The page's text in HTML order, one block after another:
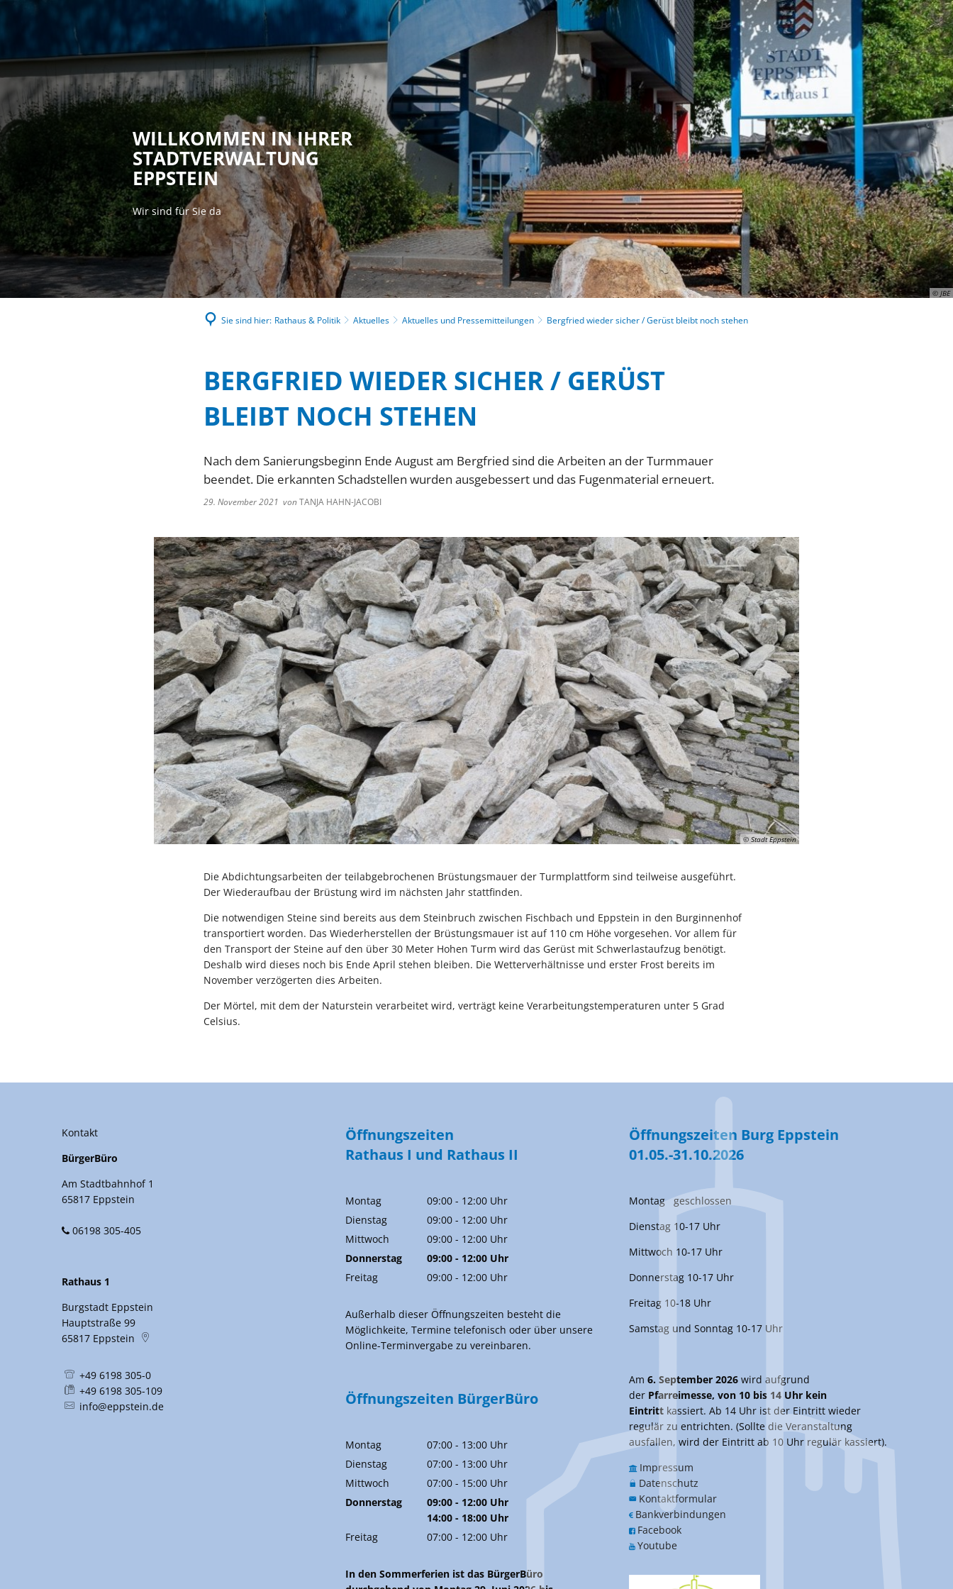
Rathaus & Politik Leben in Eppstein Kultur & Tourismus Wirtschaft
© JBE
WILLKOMMEN IN IHRER
STADTVERWALTUNG
EPPSTEIN
Wir sind für Sie da
Sie sind hier: Rathaus & Politik Aktuelles Aktuelles und Pressemitteilungen Bergfried wieder sicher / Gerüst bleibt noch stehen
BERGFRIED WIEDER SICHER / GERÜST
BLEIBT NOCH STEHEN
Nach dem Sanierungsbeginn Ende August am Bergfried sind die Arbeiten an der Turmmauer
beendet. Die erkannten Schadstellen wurden ausgebessert und das Fugenmaterial erneuert.
29. November 2021 vonTANJA HAHN-JACOBI
© Stadt Eppstein
Die Abdichtungsarbeiten der teilabgebrochenen Brüstungsmauer der Turmplattform sind teilweise ausgeführt.
Der Wiederaufbau der Brüstung wird im nächsten Jahr stattfinden.
Die notwendigen Steine sind bereits aus dem Steinbruch zwischen Fischbach und Eppstein in den Burginnenhof
transportiert worden. Das Wiederherstellen der Brüstungsmauer ist auf 110 cm Höhe vorgesehen. Vor allem für
den Transport der Steine auf den über 30 Meter Hohen Turm wird das Gerüst mit Schwerlastaufzug benötigt.
Deshalb wird dieses noch bis Ende April stehen bleiben. Die Wetterverhältnisse und erster Frost bereits im
November verzögerten dies Arbeiten.
Der Mörtel, mit dem der Naturstein verarbeitet wird, verträgt keine Verarbeitungstemperaturen unter 5 Grad
Celsius.
Kontakt
BürgerBüro
Am Stadtbahnhof 1
65817 Eppstein
06198 305-405
Rathaus 1
Burgstadt Eppstein
Hauptstraße 99
65817 Eppstein
+49 6198 305-0
+49 6198 305-109
info@eppstein.de
Öffnungszeiten
Rathaus I und Rathaus II
Montag 09:00 - 12:00 Uhr
Von 09:00 bis 12:00 Uhr
Dienstag 09:00 - 12:00 Uhr
Von 09:00 bis 12:00 Uhr
Mittwoch 09:00 - 12:00 Uhr
Von 09:00 bis 12:00 Uhr
Donnerstag 09:00 - 12:00 Uhr
Von 09:00 bis 12:00 Uhr
Freitag 09:00 - 12:00 Uhr
Außerhalb dieser Öffnungszeiten besteht die
Möglichkeite, Termine telefonisch oder über unsere
Online-Terminvergabe zu vereinbaren.
Öffnungszeiten BürgerBüro
Montag 07:00 - 13:00 Uhr
Von 07:00 bis 13:00 Uhr
Dienstag 07:00 - 13:00 Uhr
Von 07:00 bis 13:00 Uhr
Mittwoch 07:00 - 15:00 Uhr
Von 07:00 bis 15:00 Uhr
Donnerstag 09:00 - 12:00 Uhr
Von 09:00 bis 12:00 Uhr
14:00 - 18:00 Uhr
Von 14:00 bis 18:00 Uhr
Freitag 07:00 - 12:00 Uhr
In den Sommerferien ist das BürgerBüro
Öffnungszeiten Burg Eppstein
01.05.-31.10.2026
Montag geschlossen
Dienstag 10-17 Uhr
Mittwoch 10-17 Uhr
Donnerstag 10-17 Uhr
Freitag 10-18 Uhr
Samstag und Sonntag 10-17 Uhr
Am 6. September 2026 wird aufgrund
der Pfarreimesse, von 10 bis 14 Uhr kein
Eintritt kassiert. Ab 14 Uhr ist der Eintritt wieder
regulär zu entrichten. (Sollte die Veranstaltung
ausfallen, wird der Eintritt ab 10 Uhr regulär kassiert).
Impressum
Datenschutz
Kontaktformular
Bankverbindungen
Facebook
Youtube